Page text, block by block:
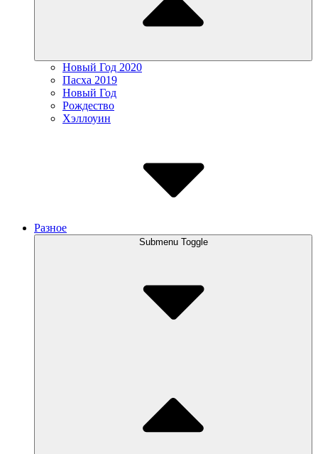
Новый Год 2020
Пасха 2019
Новый Год
Рождество
Хэллоуин
Разное
Submenu Toggle